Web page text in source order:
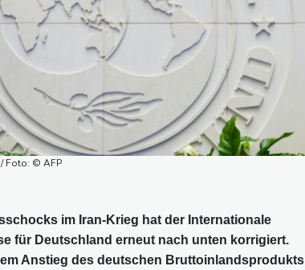
Foto: © AFP
im Iran-Krieg hat der Internationale
für Deutschland erneut nach unten korrigiert.
Anstieg des deutschen Bruttoinlandsprodukts